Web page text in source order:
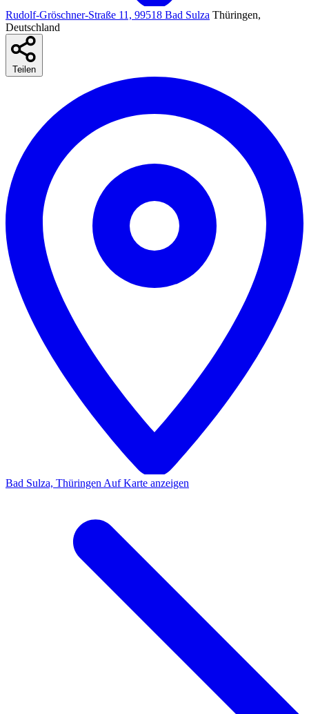
Rudolf-Gröschner-Straße 11, 99518 Bad Sulza Thüringen,
Deutschland
Teilen
Bad Sulza, Thüringen Auf Karte anzeigen